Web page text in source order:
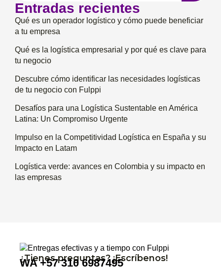
Entradas recientes
Qué es un operador logístico y cómo puede beneficiar
a tu empresa
Qué es la logística empresarial y por qué es clave para
tu negocio
Descubre cómo identificar las necesidades logísticas
de tu negocio con Fulppi
Desafíos para una Logística Sustentable en América
Latina: Un Compromiso Urgente
Impulso en la Competitividad Logística en España y su
Impacto en Latam
Logística verde: avances en Colombia y su impacto en
las empresas
¿Tienes preguntas? ¡Escríbenos!
WA+57 310 6987495